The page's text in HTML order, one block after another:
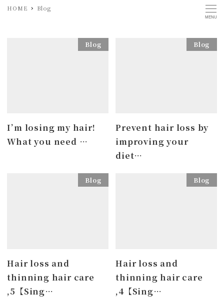
MENU
HOME Blog
Blog
I’m losing my hair!
What you need …
Blog
Prevent hair loss by
improving your
diet…
Blog
Hair loss and
thinning hair care
,5【Sing…
Blog
Hair loss and
thinning hair care
,4【Sing…